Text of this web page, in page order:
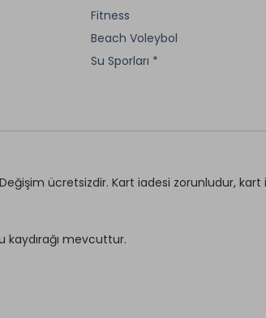
Araç Kiralama *
Fitness
Beach Voleybol
Su Sporları *
Aerobik
Su Topu
Değişim ücretsizdir. Kart iadesi zorunludur,
kaydırağı mevcuttur.